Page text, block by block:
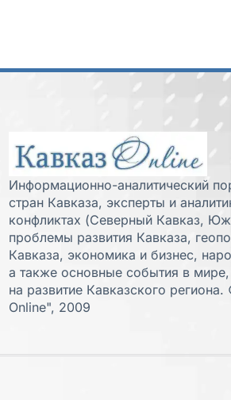
Информационно-аналитический
стран Кавказа, эксперты и
конфликтах (Северный Кавказ,
проблемы развития Кавказа,
Кавказа, экономика и бизнес,
а также основные события в
на развитие Кавказского
Online", 2009